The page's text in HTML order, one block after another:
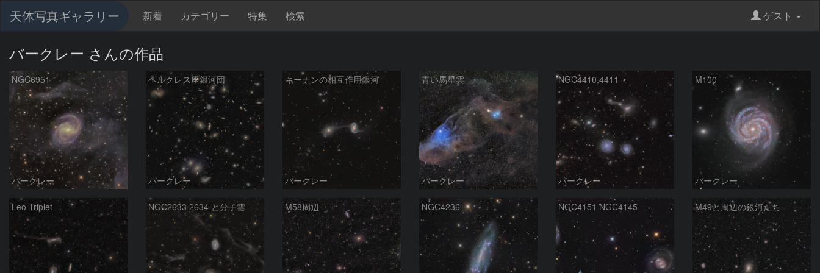
天体写真ギャラリー 新着 カテゴリー 特集 検索 ゲスト
バークレー さんの作品
NGC6951
バークレー
ヘルクレス座銀河団
バークレー
キーナンの相互作用銀河
バークレー
青い馬星雲
バークレー
NGC4410,4411
バークレー
M100
バークレー
Leo Triplet NGC2633 2634 と分子雲 M58周辺 NGC4236 NGC4151 NGC4145 M49と周辺の銀河たち